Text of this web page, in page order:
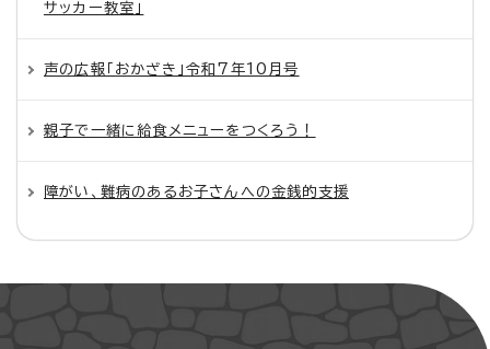
サッカー教室」
声の広報「おかざき」令和7年10月号
親子で一緒に給食メニューをつくろう！
障がい、難病のあるお子さんへの金銭的支援